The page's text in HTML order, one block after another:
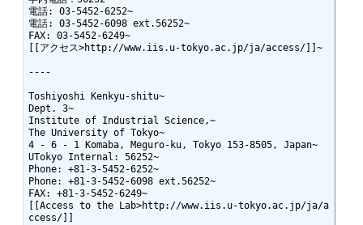
電話: 03-5452-6252~
電話: 03-5452-6098 ext.56252~
FAX: 03-5452-6249~
[[アクセス>http://www.iis.u-tokyo.ac.jp/ja/access/]]~
----
Toshiyoshi Kenkyu-shitu~
Dept. 3~
Institute of Industrial Science,~
The University of Tokyo~
4 - 6 - 1 Komaba, Meguro-ku, Tokyo 153-8505, Japan~
UTokyo Internal: 56252~
Phone: +81-3-5452-6252~
Phone: +81-3-5452-6098 ext.56252~
FAX: +81-3-5452-6249~
[[Access to the Lab>http://www.iis.u-tokyo.ac.jp/ja/a
ccess/]]